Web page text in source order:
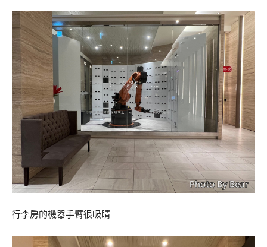
行李房的機器手臂很吸睛